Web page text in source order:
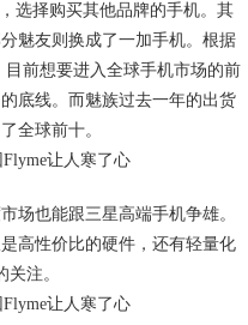
选择购买其他品牌的手机。其
魅友则换成了一加手机。根据
目前想要进入全球手机市场的前
底线。而魅族过去一年的出货
全球前十。
场也能跟三星高端手机争雄。
高性价比的硬件，还有轻量化
注。